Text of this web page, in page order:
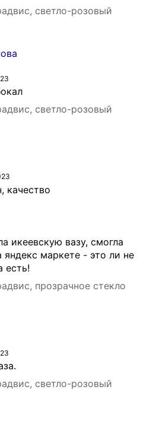
светло-розовый
светло-розовый
качество
икеевскую вазу, смогла
яндекс маркете - это ли не
есть!
прозрачное стекло
светло-розовый